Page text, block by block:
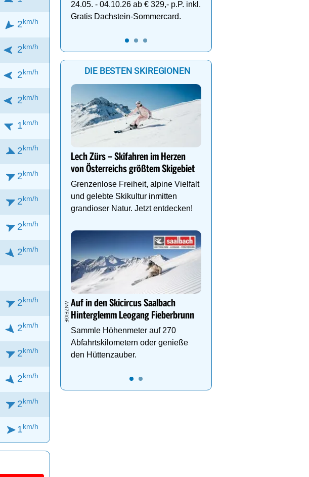
2km/h
2km/h
2km/h
2km/h
1km/h
2km/h
2km/h
2km/h
2km/h
2km/h
2km/h
2km/h
2km/h
2km/h
2km/h
1km/h
24.05. - 04.10.26 ab € 329,- p.P. inkl.
Gratis Dachstein-Sommercard.
DIE BESTEN SKIREGIONEN
Lech Zürs – Skifahren im Herzen
von Österreichs größtem Skigebiet
Grenzenlose Freiheit, alpine Vielfalt
und gelebte Skikultur inmitten
grandioser Natur. Jetzt entdecken!
Auf in den Skicircus Saalbach
Hinterglemm Leogang Fieberbrunn
Sammle Höhenmeter auf 270
Abfahrtskilometern oder genieße
den Hüttenzauber.